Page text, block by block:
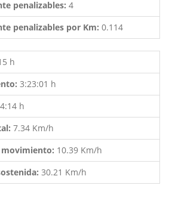
penalizables: 4
penalizables por Km: 0.114
h
3:23:01 h
h
7.34 Km/h
movimiento: 10.39 Km/h
30.21 Km/h